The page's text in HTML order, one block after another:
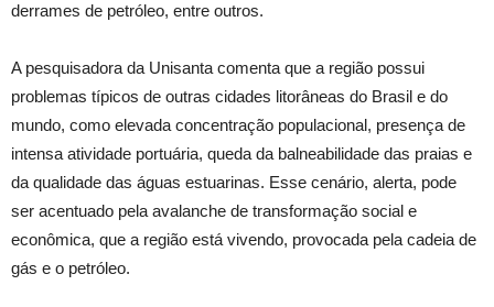
derrames de petróleo, entre outros.
A pesquisadora da Unisanta comenta que a região possui
problemas típicos de outras cidades litorâneas do Brasil e do
mundo, como elevada concentração populacional, presença de
intensa atividade portuária, queda da balneabilidade das praias e
da qualidade das águas estuarinas. Esse cenário, alerta, pode
ser acentuado pela avalanche de transformação social e
econômica, que a região está vivendo, provocada pela cadeia de
gás e o petróleo.